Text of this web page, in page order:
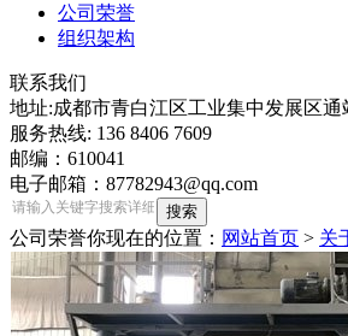
公司荣誉
组织架构
联系我们
地址:成都市青白江区工业集中发展区通
服务热线: 136 8406 7609
邮编：610041
电子邮箱：87782943@qq.com
公司荣誉你现在的位置： 网站首页 > 关